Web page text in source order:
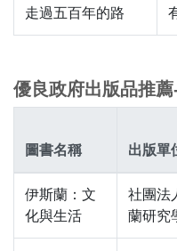
走過五百年的路
優良政府出版品推
圖書名稱 出版單
伊斯蘭：文
化與生活
社團法
蘭研究